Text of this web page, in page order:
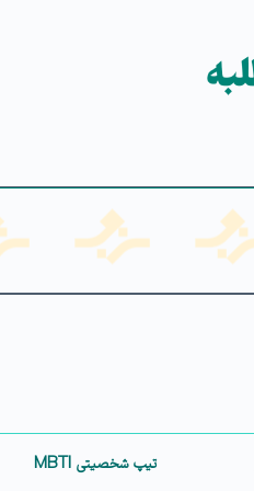
تیپ شخصیتی MBTI